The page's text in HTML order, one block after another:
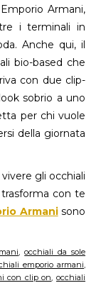
Armani,
i terminali in
Anche qui, il
bio-based che
con due clip-
sobrio a uno
per chi vuole
della giornata
gli occhiali
trasforma con te
Armanisono
,occhiali da sole
emporio armani
con clip on ,occhiali